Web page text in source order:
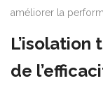
améliorer la
de